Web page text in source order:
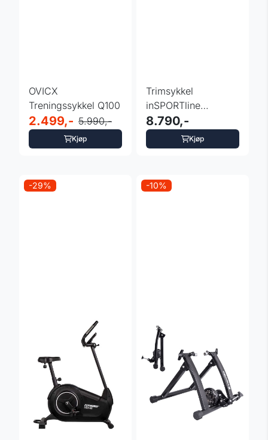
OVICX
Treningssykkel Q100
2.499,- 5.990,-
Kjøp
Trimsykkel
inSPORTline
ZenRoute 300 med
TFT-skjerm
8.790,-
Kjøp
-29% -10%